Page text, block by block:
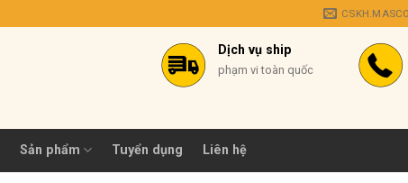
Dịch vụ ship
phạm vi toàn quốc
Sản phẩm Tuyển dụng Liên hệ